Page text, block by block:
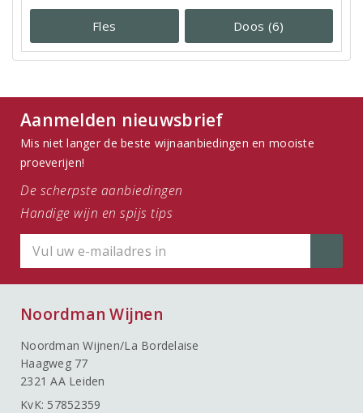
Fles Doos (6)
Aanmelden nieuwsbrief
Mis niet langer de beste wijnaanbiedingen en mooiste
proeverijen!
De scherpste aanbiedingen
Handige wijn en spijs tips
Noordman Wijnen
Noordman Wijnen/La Bordelaise
Haagweg 77
2321 AA Leiden
KvK: 57852359